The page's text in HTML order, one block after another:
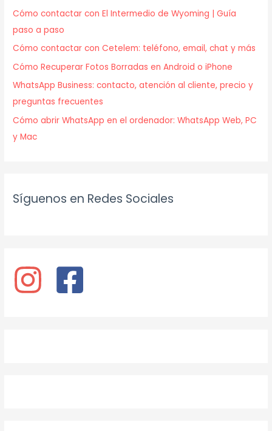
Cómo contactar con El Intermedio de Wyoming | Guía
paso a paso
Cómo contactar con Cetelem: teléfono, email, chat y más
Cómo Recuperar Fotos Borradas en Android o iPhone
WhatsApp Business: contacto, atención al cliente, precio y
preguntas frecuentes
Cómo abrir WhatsApp en el ordenador: WhatsApp Web, PC
y Mac
Síguenos en Redes Sociales